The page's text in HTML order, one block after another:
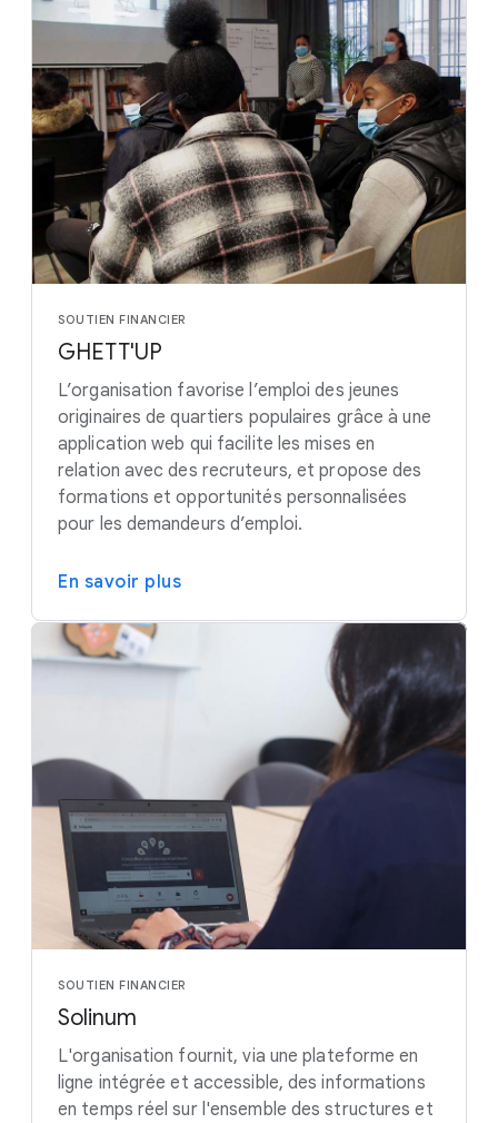
SOUTIEN FINANCIER
GHETT'UP
L’organisation favorise l’emploi des jeunes
originaires de quartiers populaires grâce à une
application web qui facilite les mises en
relation avec des recruteurs, et propose des
formations et opportunités personnalisées
pour les demandeurs d’emploi.
En savoir plus
SOUTIEN FINANCIER
Solinum
L'organisation fournit, via une plateforme en
ligne intégrée et accessible, des informations
en temps réel sur l'ensemble des structures et